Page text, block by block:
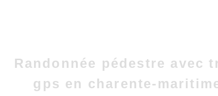
Randonnée pédestre avec
gps en charente-